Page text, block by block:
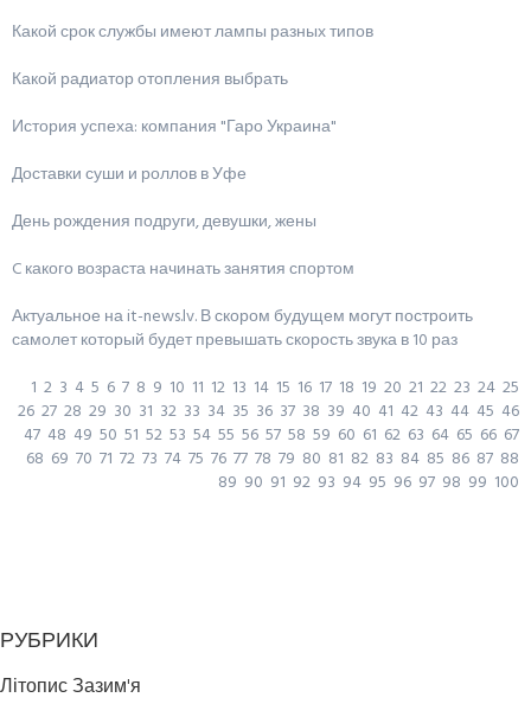
Какой срок службы имеют лампы разных типов
Какой радиатор отопления выбрать
История успеха: компания "Гаро Украина"
Доставки суши и роллов в Уфе
День рождения подруги, девушки, жены
C какого возраста начинать занятия спортом
Актуальное на it-news.lv. В скором будущем могут построить
самолет который будет превышать скорость звука в 10 раз
1 2 3 4 5 6 7 8 9 10 11 12 13 14 15 16 17 18 19 20 21 22 23 24 25
26 27 28 29 30 31 32 33 34 35 36 37 38 39 40 41 42 43 44 45 46
47 48 49 50 51 52 53 54 55 56 57 58 59 60 61 62 63 64 65 66 67
68 69 70 71 72 73 74 75 76 77 78 79 80 81 82 83 84 85 86 87 88
89 90 91 92 93 94 95 96 97 98 99 100
РУБРИКИ
Літопис Зазим'я